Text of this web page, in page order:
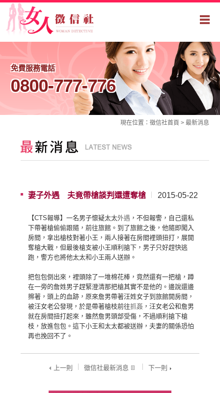
免費服務電話
0800-777-776
現在位置： 徵信社首頁 > 最新消息
妻子外遇 夫竟帶槍談判還遭奪槍 2015-05-22
【CTS報導】一名男子懷疑太太外遇 ，不但報警，自己還私
下帶著槍偷偷跟隨，前往旅館。到了旅館之後，他隨即闖入
房間，拿出槍枝對著小王，兩人接著在房間裡頭扭打，展開
奪槍大戰，但最後槍支被小王順利搶下，男子只好趕快逃
跑，警方也將他太太和小王兩人送辦。
把包包倒出來，裡頭除了一堆棉花棒，竟然還有一把槍，蹲
在一旁的詹姓男子趕緊澄清那把槍其實不是他的。邊說還邊
擦著，頭上的血跡，原來詹男帶著汪姓女子到旅館開房間，
被汪女老公發現，於是帶著槍枝前往抓姦 ，汪女老公和詹男
就在房間扭打起來，雖然詹男頭部受傷，不過順利搶下槍
枝，放進包包。這下小王和太太都被送辦，夫妻的關係恐怕
再也挽回不了。
上一則 徵信社最新消息 下一則